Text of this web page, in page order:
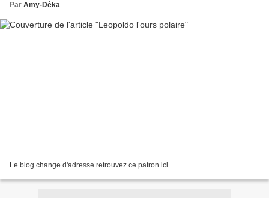
Par Amy-Déka
Le blog change d'adresse retrouvez ce patron ici